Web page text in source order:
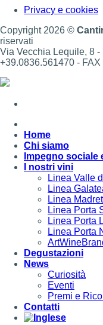
Privacy e cookies
Copyright 2026 ©
riservati
Via Vecchia Lequile, 8
+39.0836.561470 -
Home
Chi siamo
Impegno sociale
I nostri vini
Linea Valle
Linea
Linea
Linea Porta
Linea Porta
Linea Porta
Degustazioni
News
Curiosità
Eventi
Premi e
Contatti